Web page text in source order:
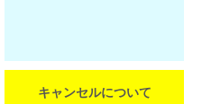
キャンセルについて